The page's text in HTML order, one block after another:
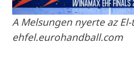
A Melsungen nyerte az
ehfel.eurohandball.com